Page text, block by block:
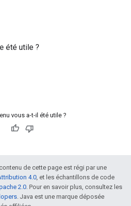
été utile ?
vous a-t-il été utile ?
de cette page est régi par une
4.0, et les échantillons de code
2.0. Pour en savoir plus, consultez les
. Java est une marque déposée